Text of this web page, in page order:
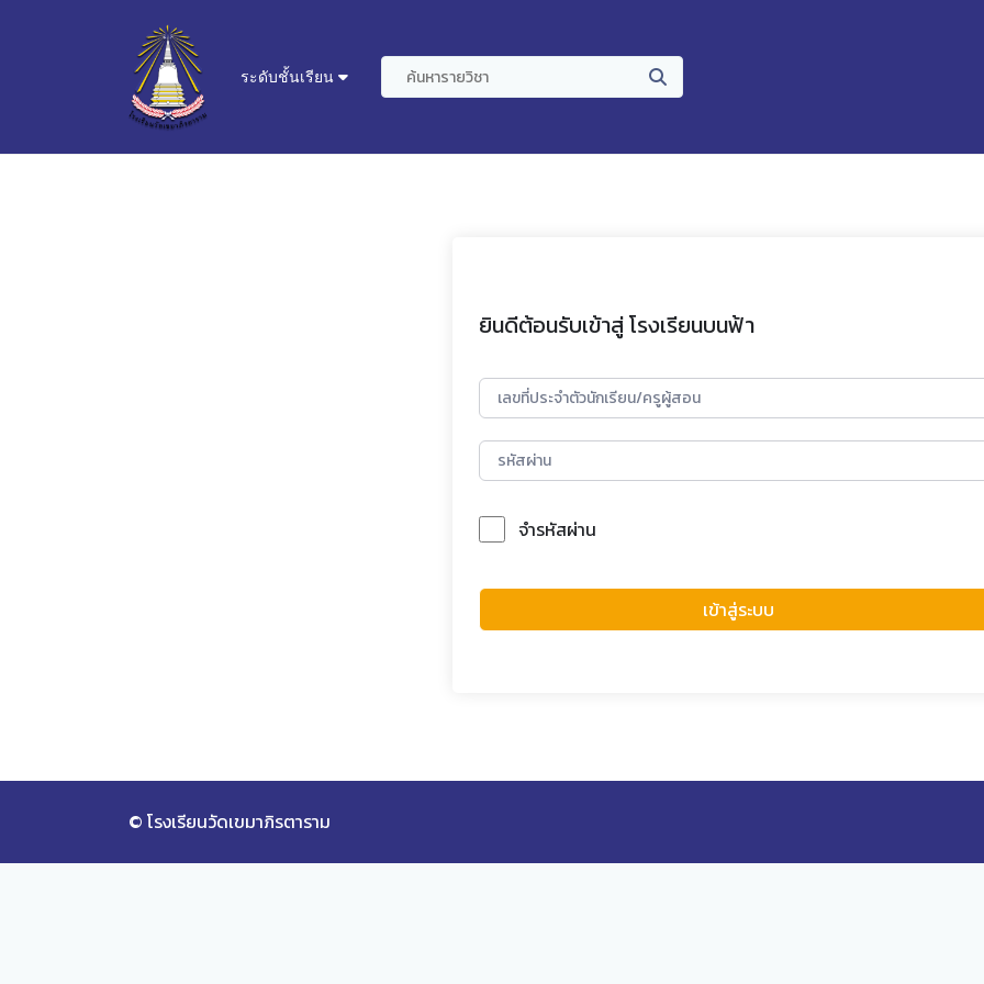
ระดับชั้นเรียน
ยินดีต้อนรับเข้าสู่ โรงเรียนบนฟ้า
จำรหัสผ่าน
เข้าสู่ระบบ
© โรงเรียนวัดเขมาภิรตาราม